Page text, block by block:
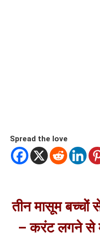
Spread the love
तीन मासूम बच्चों
– करंट लगने से